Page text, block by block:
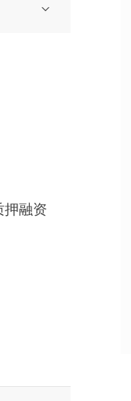
押融资